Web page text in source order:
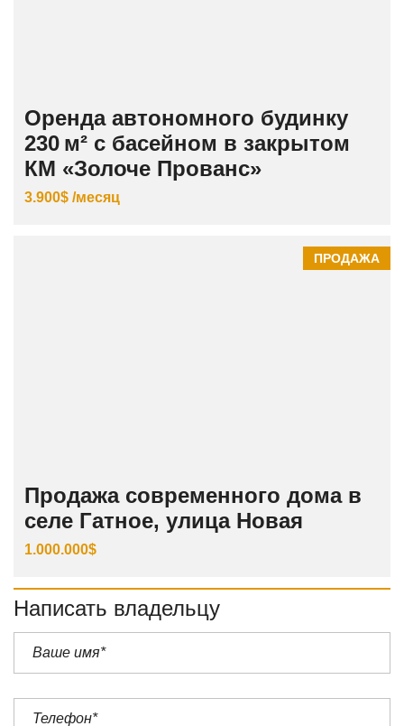
Оренда автономного будинку
230 м² с басейном в закрытом
КМ «Золоче Прованс»
3.900$ /месяц
ПРОДАЖА
Продажа современного дома в
селе Гатное, улица Новая
1.000.000$
Написать владельцу